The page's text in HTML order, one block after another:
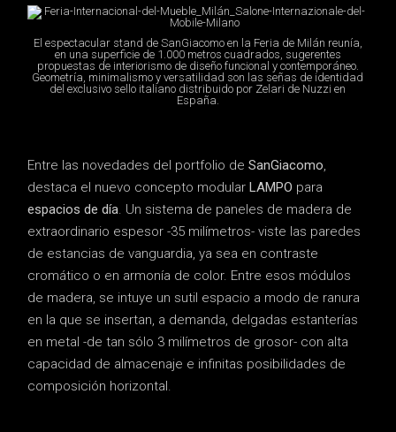
El espectacular stand de SanGiacomo en la Feria de Milán reunía,
en una superficie de 1.000 metros cuadrados, sugerentes
propuestas de interiorismo de diseño funcional y contemporáneo.
Geometría, minimalismo y versatilidad son las señas de identidad
del exclusivo sello italiano distribuido por Zelari de Nuzzi en
España.
Entre las novedades del portfolio deSanGiacomo,
destaca el nuevo concepto modular LAMPO para
espacios de día. Un sistema de paneles de madera de
extraordinario espesor -35 milímetros- viste las paredes
de estancias de vanguardia, ya sea en contraste
cromático o en armonía de color. Entre esos módulos
de madera, se intuye un sutil espacio a modo de ranura
en la que se insertan, a demanda, delgadas estanterías
en metal -de tan sólo 3 milímetros de grosor- con alta
capacidad de almacenaje e infinitas posibilidades de
composición horizontal.